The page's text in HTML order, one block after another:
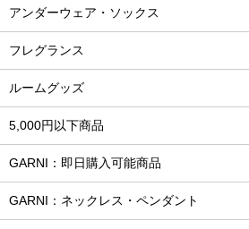
アンダーウェア・ソックス
フレグランス
ルームグッズ
5,000円以下商品
GARNI：即日購入可能商品
GARNI：ネックレス・ペンダント